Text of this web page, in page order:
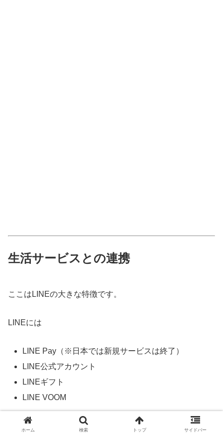
生活サービスとの連携
ここはLINEの大きな特徴です。
LINEには
LINE Pay（※日本では新規サービスは終了）
LINE公式アカウント
LINEギフト
LINE VOOM
など、生活に関わるサービスが多数あります。
ホーム 検索 トップ サイドバー